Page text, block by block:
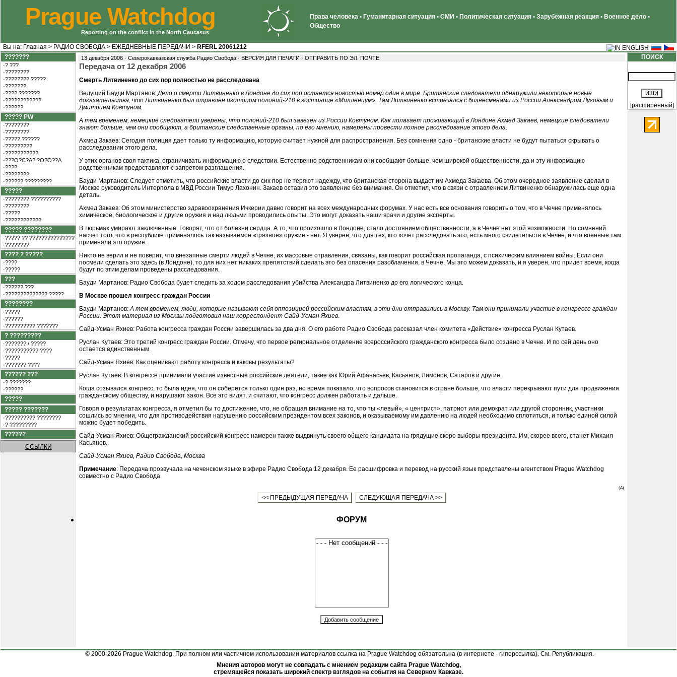
Prague Watchdog
Reporting on the conflict in the North Caucasus
Права человека • Гуманитарная ситуация • СМИ • Политическая ситуация • Зарубежная реакция • Военное дело •
Общество
Вы на: Главная > РАДИО СВОБОДА > ЕЖЕДНЕВНЫЕ ПЕРЕДАЧИ > RFERL 20061212
???????
·? ???
·????????
·???????? ?????
·???????
·???? ???????
·????????????
·??????
????? PW
·????????
·????????
·????? ??????
·?????????
·???????????
·???O?C?A? ?O?O??A
·????
·????????
·?????? ?????????
?????
·???????? ??????????
·????????
·?????
·????????????
????? ????????
·????? ?? ???????????????
·????????
???? ? ?????
·????
·?????
???
·?????? ???
·?????????????? ?????
????????
·?????
·??????
·?????????? ???????
? ?????????
·??????? / ?????
·??????????? ????
·?????
·??????? ????
?????? ???
·? ???????
·??????
?????
????? ???????
·?????????? ????????
·? ?????????
??????
ССЫЛКИ
13 декабря 2006 · Северокавказская служба Радио Свобода · ВЕРСИЯ ДЛЯ ПЕЧАТИ · ОТПРАВИТЬ ПО ЭЛ. ПОЧТЕ
Передача от 12 декабря 2006
Смерть Литвиненко до сих пор полностью не расследована
Ведущий Бауди Мартанов:Дело о смерти Литвиненко в Лондоне до сих пор остается новостью номер один в мире. Британские следователи обнаружили некоторые новые
доказательства, что Литвиненко был отравлен изотопом полоний-210 в гостинице «Миллениум». Там Литвиненко встречался с бизнесменами из России Александром Луговым и
Дмитрием Ковтуном.
А тем временем, немецкие следователи уверены, что полоний-210 был завезен из России Ковтуном. Как полагает проживающий в Лондоне Ахмед Закаев, немецкие следователи
знают больше, чем они сообщают, а британские следственные органы, по его мнению, намерены провести полное расследование этого дела.
Ахмед Закаев: Сегодня полиция дает только ту информацию, которую считает нужной для распространения. Без сомнения одно - британские власти не будут пытаться скрывать о
расследовании этого дела.
У этих органов своя тактика, ограничивать информацию о следствии. Естественно родственникам они сообщают больше, чем широкой общественности, да и эту информацию
родственникам предоставляют с запретом разглашения.
Бауди Мартанов: Следует отметить, что российские власти до сих пор не теряют надежду, что британская сторона выдаст им Ахмеда Закаева. Об этом очередное заявление сделал в
Москве руководитель Интерпола в МВД России Тимур Лахонин. Закаев оставил это заявление без внимания. Он отметил, что в связи с отравлением Литвиненко обнаружилась еще одна
деталь.
Ахмед Закаев: Об этом министерство здравоохранения Ичкерии давно говорит на всех международных форумах. У нас есть все основания говорить о том, что в Чечне применялось
химическое, биологическое и другие оружия и над людьми проводились опыты. Это могут доказать наши врачи и другие эксперты.
В тюрьмах умирают заключенные. Говорят, что от болезни сердца. А то, что произошло в Лондоне, стало достоянием общественности, а в Чечне нет этой возможности. Но сомнений
насчет того, что в республике применялось так называемое «грязное» оружие - нет. Я уверен, что для тех, кто хочет расследовать это, есть много свидетельств в Чечне, и что военные там
применяли это оружие.
Никто не верил и не поверит, что внезапные смерти людей в Чечне, их массовые отравления, связаны, как говорит российская пропаганда, с психическим влиянием войны. Если они
посмели сделать это здесь (в Лондоне), то для них нет никаких препятствий сделать это без опасения разоблачения, в Чечне. Мы это можем доказать, и я уверен, что придет время, когда
будут по этим делам проведены расследования.
Бауди Мартанов: Радио Свобода будет следить за ходом расследования убийства Александра Литвиненко до его логического конца.
В Москве прошел конгресс граждан России
Бауди Мартанов:А тем временем, люди, которые называют себя оппозицией российским властям, в эти дни отправились в Москву. Там они принимали участие в конгрессе граждан
России. Этот материал из Москвы подготовил наш корреспондент Сайд-Усман Яхиев.
Сайд-Усман Яхиев: Работа конгресса граждан России завершилась за два дня. О его работе Радио Свобода рассказал член комитета «Действие» конгресса Руслан Кутаев.
Руслан Кутаев: Это третий конгресс граждан России. Отмечу, что первое региональное отделение всероссийского гражданского конгресса было создано в Чечне. И по сей день оно
остается единственным.
Сайд-Усман Яхиев: Как оценивают работу конгресса и каковы результаты?
Руслан Кутаев: В конгрессе принимали участие известные российские деятели, такие как Юрий Афанасьев, Касьянов, Лимонов, Сатаров и другие.
Когда созывался конгресс, то была идея, что он соберется только один раз, но время показало, что вопросов становится в стране больше, что власти перекрывают пути для продвижения
гражданскому обществу, и нарушают закон. Все это видят, и считают, что конгресс должен работать и дальше.
Говоря о результатах конгресса, я отметил бы то достижение, что, не обращая внимание на то, что ты «левый», « центрист», патриот или демократ или другой сторонник, участники
сошлись во мнении, что для противодействия нарушению российским президентом всех законов, и оказываемому им давлению на людей необходимо сплотиться, и только единой силой
можно будет победить.
Сайд-Усман Яхиев: Общегражданский российский конгресс намерен также выдвинуть своего общего кандидата на грядущие скоро выборы президента. Им, скорее всего, станет Михаил
Касьянов.
Сайд-Усман Яхиев, Радио Свобода, Москва
Примечание: Передача прозвучала на чеченском языке в эфире Радио Свобода 12 декабря. Ее расшифровка и перевод на русский язык представлены агентством Prague Watchdog
совместно с Радио Свобода.
(A)
<< ПРЕДЫДУЩАЯ ПЕРЕДАЧА СЛЕДУЮЩАЯ ПЕРЕДАЧА >>
ФОРУМ
ПОИСК
[расширенный]
© 2000-2026 Prague Watchdog. При полном или частичном использовании материалов ссылка на Prague Watchdog обязательна (в интернете - гиперссылка). См. Републикация.
Мнения авторов могут не совпадать с мнением редакции сайта Prague Watchdog,
стремящейся показать широкий спектр взглядов на события на Северном Кавказе.